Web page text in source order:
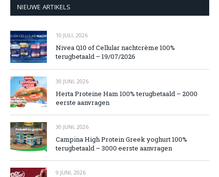
NIEUWE ARTIKELS
10 JULI, 2026
Nivea Q10 of Cellular nachtcrème 100%
terugbetaald – 19/07/2026
30 JUNI, 2026
Herta Proteine Ham 100% terugbetaald – 2000
eerste aanvragen
30 JUNI, 2026
Campina High Protein Greek yoghurt 100%
terugbetaald – 3000 eerste aanvragen
9 JUNI, 2026